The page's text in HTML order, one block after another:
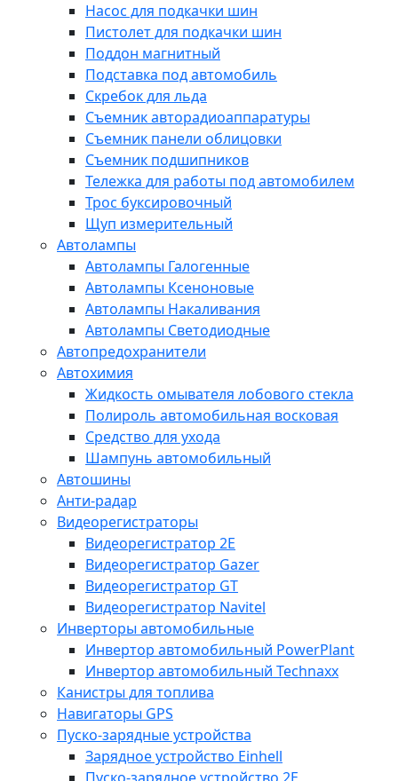
Насос для подкачки шин
Пистолет для подкачки шин
Поддон магнитный
Подставка под автомобиль
Скребок для льда
Съемник авторадиоаппаратуры
Съемник панели облицовки
Съемник подшипников
Тележка для работы под автомобилем
Трос буксировочный
Щуп измерительный
Автолампы
Автолампы Галогенные
Автолампы Ксеноновые
Автолампы Накаливания
Автолампы Светодиодные
Автопредохранители
Автохимия
Жидкость омывателя лобового стекла
Полироль автомобильная восковая
Средство для ухода
Шампунь автомобильный
Автошины
Анти-радар
Видеорегистраторы
Видеорегистратор 2E
Видеорегистратор Gazer
Видеорегистратор GT
Видеорегистратор Navitel
Инверторы автомобильные
Инвертор автомобильный PowerPlant
Инвертор автомобильный Technaxx
Канистры для топлива
Навигаторы GPS
Пуско-зарядные устройства
Зарядное устройство Einhell